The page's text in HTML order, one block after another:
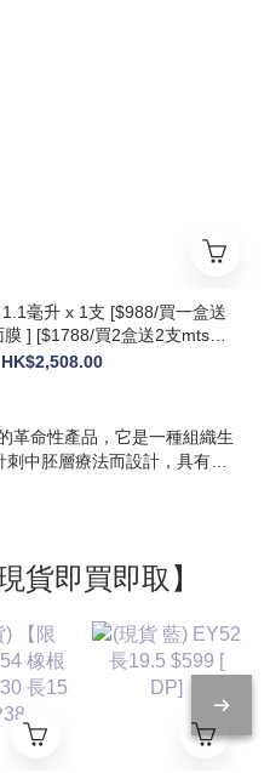
毫升 x 1支 [$988/買一盒送
] [$1788/買2盒送2支mts儀
面霜][ $2508/買3盒送3支mts
革命性產品，它是一種組織生
中胚層療法而設計，具有填
貨即買即取】